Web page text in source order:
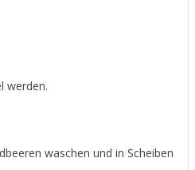
werden.
waschen und in Scheiben